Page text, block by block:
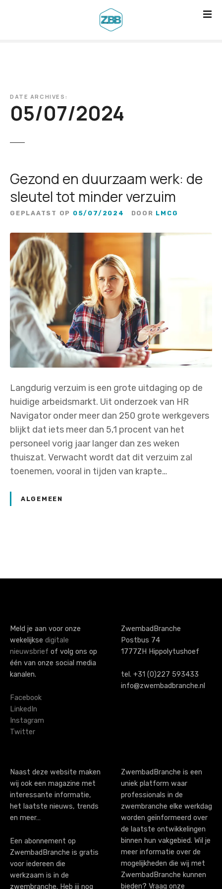
DATE ARCHIVES:
05/07/2024
Gezond en duurzaam werk: de
sleutel tot minder verzuim
GEPLAATST OP 05/07/2024 DOOR LMCG
Langdurig verzuim is een grote uitdaging op de
huidige arbeidsmarkt. Uit onderzoek van HR
Navigator onder meer dan 250 grote werkgevers
blijkt dat iets meer dan 5,1 procent van het
personeel vorig jaar langer dan zes weken
thuiszat. Verwacht wordt dat dit verzuim zal
toenemen, vooral in tijden van krapte…
ALGEMEEN
o
s
n
a
i
g
a
i
o
n
Meld je aan voor onze
wekelijkse digitale
nieuwsbrief of volg ons op
één van onze social media
kanalen.
Facebook
LinkedIn
Instagram
Twitter
ZwembadBranche
Postbus 74
1777ZH Hippolytushoef
tel. +31 (0)227 593433
info@zwembadbranche.nl
Naast deze website maken
wij ook een magazine met
interessante informatie,
het laatste nieuws, trends
en meer…
Een abonnement op
ZwembadBranche is gratis
voor iedereen die
werkzaam is in de
zwembranche. Heb jij nog
ZwembadBranche is een
uniek platform waar
professionals in de
zwembranche elke werkdag
worden geïnformeerd over
de laatste ontwikkelingen
binnen hun vakgebied. Wil je
meer informatie over de
mogelijkheden die wij met
ZwembadBranche kunnen
bieden? Vraag onze